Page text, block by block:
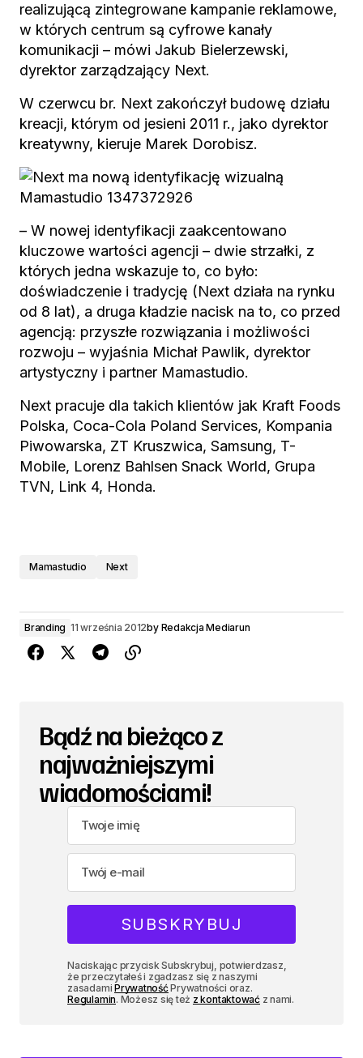
realizującą zintegrowane kampanie reklamowe,
w których centrum są cyfrowe kanały
komunikacji – mówi Jakub Bielerzewski,
dyrektor zarządzający Next.
W czerwcu br. Next zakończył budowę działu
kreacji, którym od jesieni 2011 r., jako dyrektor
kreatywny, kieruje Marek Dorobisz.
– W nowej identyfikacji zaakcentowano
kluczowe wartości agencji – dwie strzałki, z
których jedna wskazuje to, co było:
doświadczenie i tradycję (Next działa na rynku
od 8 lat), a druga kładzie nacisk na to, co przed
agencją: przyszłe rozwiązania i możliwości
rozwoju – wyjaśnia Michał Pawlik, dyrektor
artystyczny i partner Mamastudio.
Next pracuje dla takich klientów jak Kraft Foods
Polska, Coca-Cola Poland Services, Kompania
Piwowarska, ZT Kruszwica, Samsung, T-
Mobile, Lorenz Bahlsen Snack World, Grupa
TVN, Link 4, Honda.
Mamastudio Next
Branding 11 września 2012by Redakcja Mediarun
Bądź na bieżąco z
najważniejszymi
wiadomościami!
Naciskając przycisk Subskrybuj, potwierdzasz,
że przeczytałeś i zgadzasz się z naszymi
zasadamiPrywatnośćPrywatności oraz.
Regulamin. Możesz się też z kontaktowaćz nami.